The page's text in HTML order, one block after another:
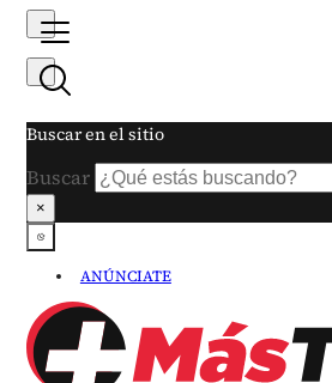
Buscar en el sitio
Buscar
×
ANÚNCIATE